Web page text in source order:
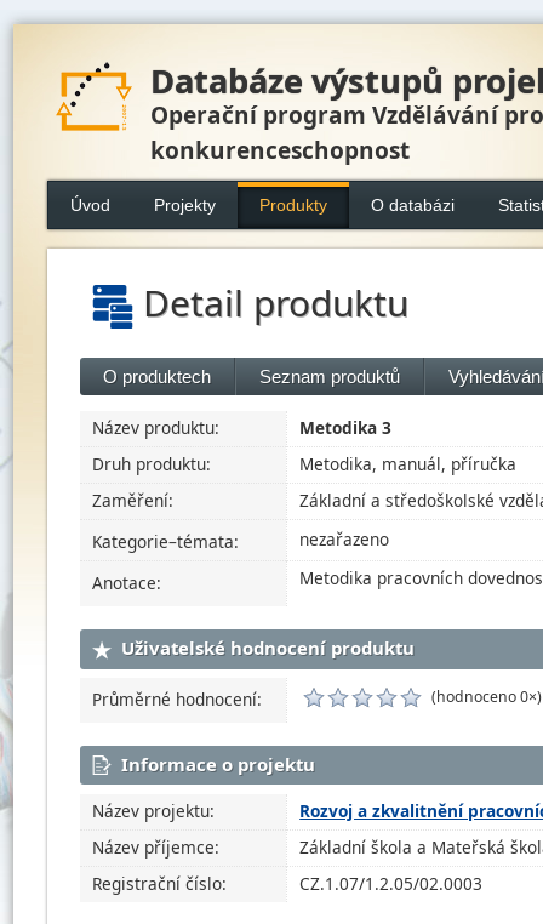
Databáze výstupů
Operační program Vzdělávání pro
konkurenceschopnost
Úvod Projekty Produkty O databázi
Detail produktu
O produktech Seznam produktů
Název produktu:
Metodika 3
Druh produktu:
Metodika, manuál, příručka
Zaměření:
Základní a středoškolské
Kategorie–témata:
nezařazeno
Anotace:
Metodika pracovních
Uživatelské hodnocení produktu
Průměrné hodnocení: (hodnoceno 0×)
Informace o projektu
Název projektu:
Rozvoj a zkvalitnění
Název příjemce:
Základní škola a Mateřská
Registrační číslo:
CZ.1.07/1.2.05/02.0003